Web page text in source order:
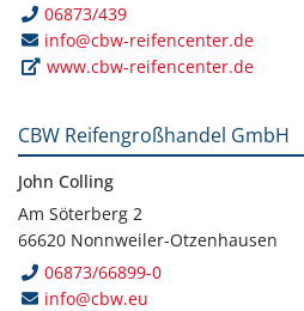
06873/439
info@cbw-reifencenter.de
www.cbw-reifencenter.de
CBW Reifengroßhandel GmbH
John Colling
Am Söterberg 2
66620 Nonnweiler-Otzenhausen
06873/66899-0
info@cbw.eu